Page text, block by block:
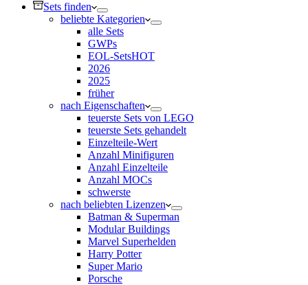
Sets finden
beliebte Kategorien
alle Sets
GWPs
EOL-SetsHOT
2026
2025
früher
nach Eigenschaften
teuerste Sets von LEGO
teuerste Sets gehandelt
Einzelteile-Wert
Anzahl Minifiguren
Anzahl Einzelteile
Anzahl MOCs
schwerste
nach beliebten Lizenzen
Batman & Superman
Modular Buildings
Marvel Superhelden
Harry Potter
Super Mario
Porsche